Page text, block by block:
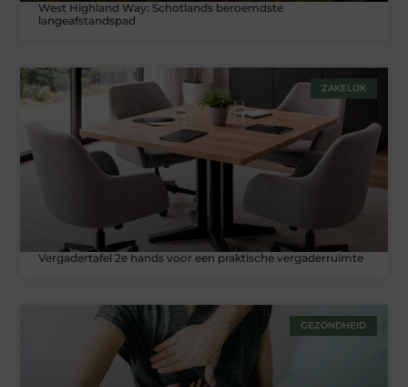
West Highland Way: Schotlands beroemdste
langeafstandspad
ZAKELIJK
Vergadertafel 2e hands voor een praktische vergaderruimte
GEZONDHEID